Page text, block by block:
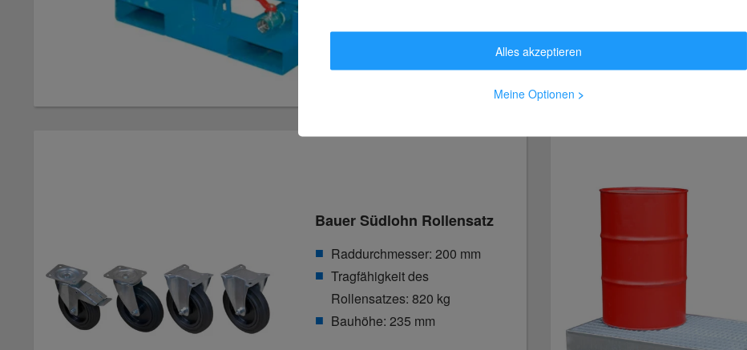
Bauer Südlohn Rollensatz
Raddurchmesser: 200 mm
Tragfähigkeit des
Rollensatzes: 820 kg
Bauhöhe: 235 mm
Alles akzeptieren
Meine Optionen >